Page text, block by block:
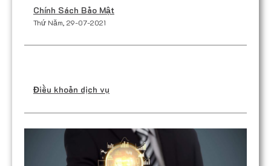
Chính Sách Bảo Mật
Thứ Năm, 29-07-2021
Điều khoản dịch vụ